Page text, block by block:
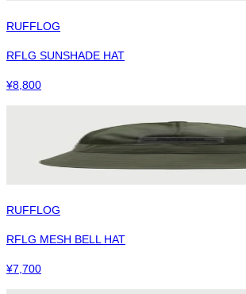
RUFFLOG
RFLG SUNSHADE HAT
¥8,800
RUFFLOG
RFLG MESH BELL HAT
¥7,700